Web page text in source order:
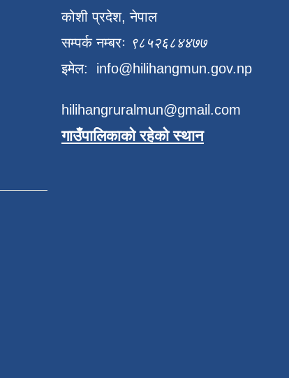
कोशी प्रदेश, नेपाल
सम्पर्क नम्बरः ९८५२६८४४७७
इमेल: info@hilihangmun.gov.np
hilihangruralmun@gmail.com
गाउँपालिकाको रहेको स्थान